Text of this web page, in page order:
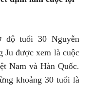
tuổi 30 Nguyễn
Ju được xem là cuộc
Nam và Hàn Quốc.
khoảng 30 tuổi là